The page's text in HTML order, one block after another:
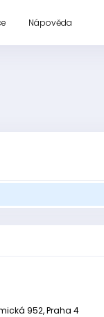
Nápověda
952, Praha 4